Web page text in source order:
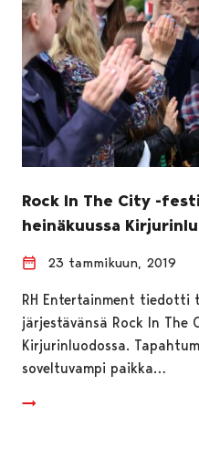
Rock In The City -
heinäkuussa
23 tammikuun, 2019
RH Entertainment tiedotti
järjestävänsä Rock In The
Kirjurinluodossa.
soveltuvampi paikka…